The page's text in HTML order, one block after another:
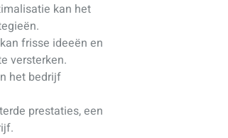
kan het
frisse ideeën en
versterken.
het bedrijf
prestaties, een